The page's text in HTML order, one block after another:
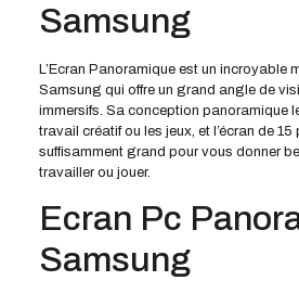
Samsung
L’Ecran Panoramique est un incroyable
Samsung qui offre un grand angle de
immersifs. Sa conception panoramique
travail créatif ou les jeux, et l’écran de 15
suffisamment grand pour vous donner
travailler ou jouer.
Ecran Pc
Samsung